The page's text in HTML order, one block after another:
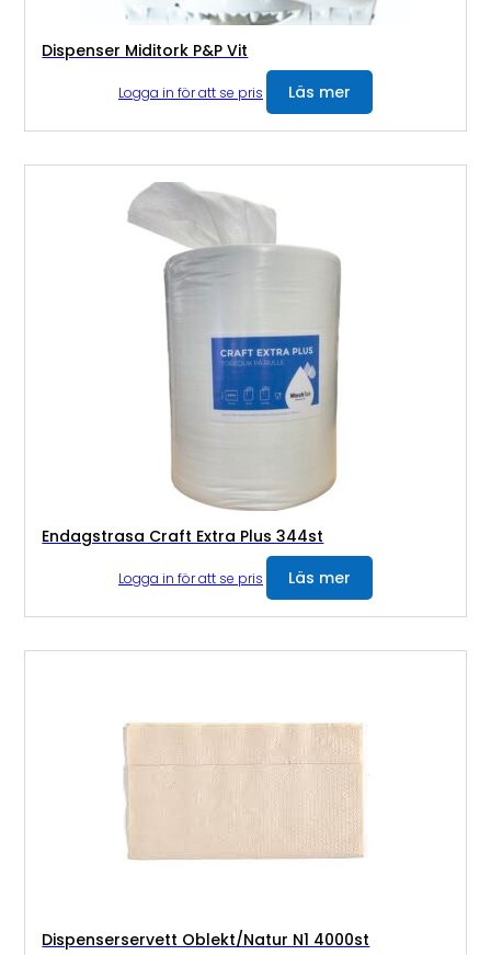
Dispenser Miditork P&P Vit
Logga in för att se pris Läs mer
Endagstrasa Craft Extra Plus 344st
Logga in för att se pris Läs mer
Dispenserservett Oblekt/Natur N1 4000st